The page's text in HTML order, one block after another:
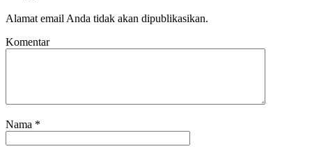
Alamat email Anda tidak akan dipublikasikan.
Komentar
Nama *